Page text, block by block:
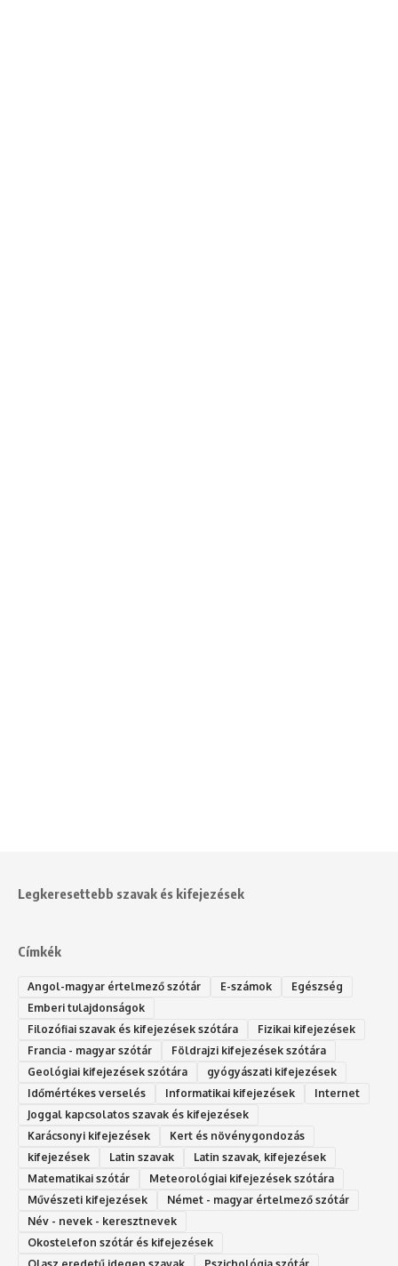
Legkeresettebb szavak és kifejezések
Címkék
Angol-magyar értelmező szótár E-számok
Egészség
Emberi tulajdonságok
Filozófiai szavak és kifejezések szótára
Fizikai kifejezések
Francia - magyar szótár
Földrajzi kifejezések szótára
Geológiai kifejezések szótára
gyógyászati kifejezések
Időmértékes verselés
Informatikai kifejezések
Internet
Joggal kapcsolatos szavak és kifejezések
Karácsonyi kifejezések
Kert és növénygondozás
kifejezések
Latin szavak
Latin szavak, kifejezések
Matematikai szótár
Meteorológiai kifejezések szótára
Művészeti kifejezések
Német - magyar értelmező szótár
Név - nevek - keresztnevek
Okostelefon szótár és kifejezések